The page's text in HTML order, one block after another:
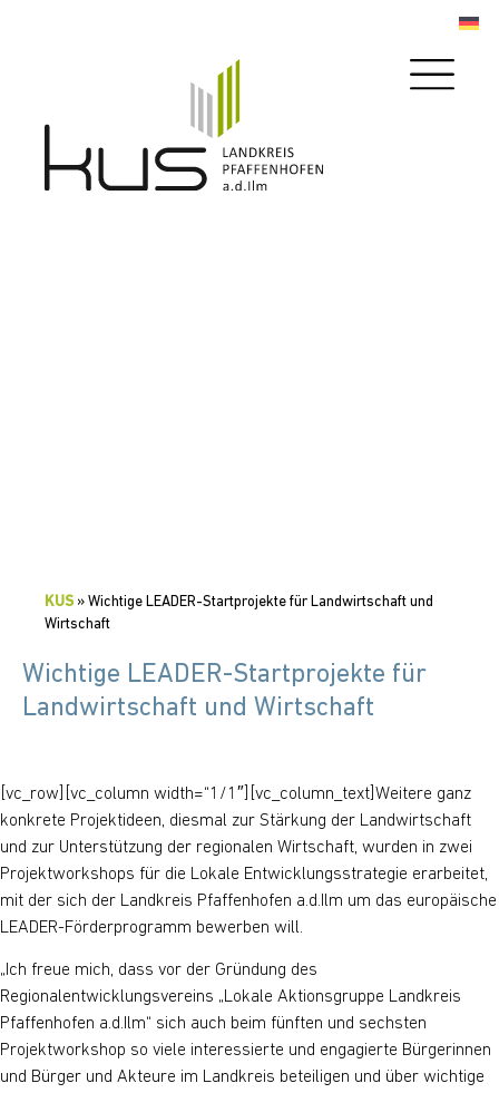
KUS » Wichtige LEADER-Startprojekte für Landwirtschaft und
Wirtschaft
Wichtige LEADER-Startprojekte für
Landwirtschaft und Wirtschaft
[vc_row][vc_column width=“1/1″][vc_column_text]Weitere ganz
konkrete Projektideen, diesmal zur Stärkung der Landwirtschaft
und zur Unterstützung der regionalen Wirtschaft, wurden in zwei
Projektworkshops für die Lokale Entwicklungsstrategie erarbeitet,
mit der sich der Landkreis Pfaffenhofen a.d.Ilm um das europäische
LEADER-Förderprogramm bewerben will.
„Ich freue mich, dass vor der Gründung des
Regionalentwicklungsvereins „Lokale Aktionsgruppe Landkreis
Pfaffenhofen a.d.Ilm“ sich auch beim fünften und sechsten
Projektworkshop so viele interessierte und engagierte Bürgerinnen
und Bürger und Akteure im Landkreis beteiligen und über wichtige